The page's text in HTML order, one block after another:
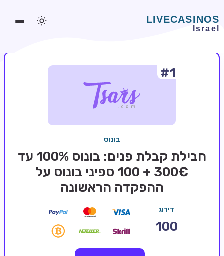
משחקים אונליין
בלאקג'ק אונליין
בונוסים בקזינו אונליין
#1
בונוס
חבילת קבלת פנים: בונוס 100% עד
300€ + 100 ספיני בונוס על
ההפקדה הראשונה
דירוג
100